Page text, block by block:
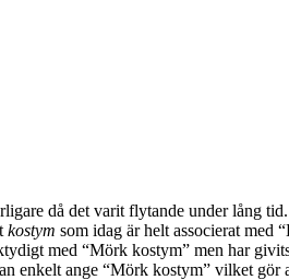
då det varit flytande under lång
kostym som idag är helt associerat med
med “Mörk kostym” men har
enkelt ange “Mörk kostym” vilket gör